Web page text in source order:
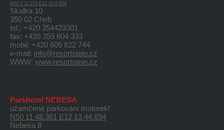
N50 5 11.273 E12 20 6.854
Skalka 10
350 02 Cheb
tel.: +420 354423301
fax: +420 359 604 333
mobil: +420 605 822 744
e-mail: info@resortstein.cz
WWW: www.resortstein.cz
Parkhotel NEBESA
uzamčené parkování motorek!
N50 11 48.361 E12 13 44.894
Nebesa 8